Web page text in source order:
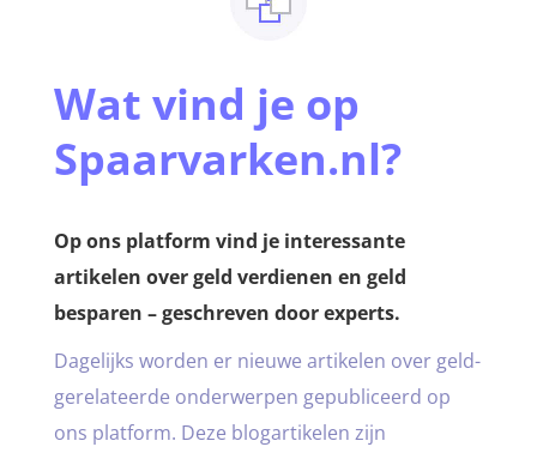
Wat vind je op
Spaarvarken.nl?
Op ons platform vind je interessante
artikelen over geld verdienen en geld
besparen – geschreven door experts.
Dagelijks worden er nieuwe artikelen over geld-
gerelateerde onderwerpen gepubliceerd op
ons platform. Deze blogartikelen zijn